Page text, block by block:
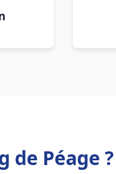
de Péage ?